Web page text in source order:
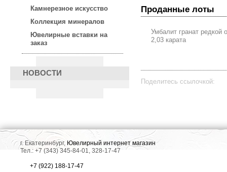
Камнерезное искусство
Коллекция минералов
Ювелирные вставки на
заказ
НОВОСТИ
Проданные лоты
Умбалит гранат редкой
2,03 карата
Поделитесь ссылочкой:
г. Екатеринбург, Ювелирный интернет магазин
Тел.: +7 (343) 345-84-01, 328-17-47
+7 (922) 188-17-47